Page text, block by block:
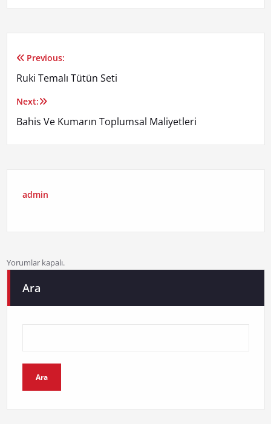
Yazı
gezinmesi
Previous:
Ruki Temalı Tütün Seti
Next:
Bahis Ve Kumarın Toplumsal Maliyetleri
admin
Yorumlar kapalı.
Ara
Ara